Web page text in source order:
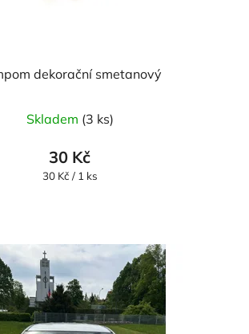
dekorační smetanový
Skladem (3 ks)
30 Kč
Měrná
30 Kč / 1 ks